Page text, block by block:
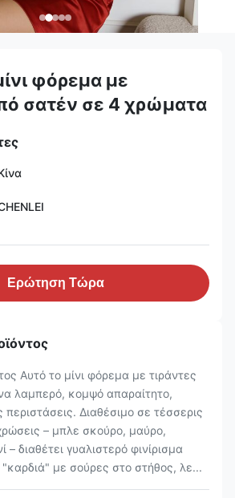
φόρεμα με
σατέν σε 4 χρώματα
Ερώτηση Τώρα
Αυτό το μίνι φόρεμα με τιράντες
λαμπερό, κομψό απαραίτητο,
περιστάσεις. Διαθέσιμο σε τέσσερις
– μπλε σκούρο, μαύρο,
– διαθέτει γυαλιστερό φινίρισμα
με σούρες στο στήθος, λε...